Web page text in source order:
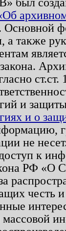
Основной
а также
и
и о
не
к
РФ «О
честь
массовой